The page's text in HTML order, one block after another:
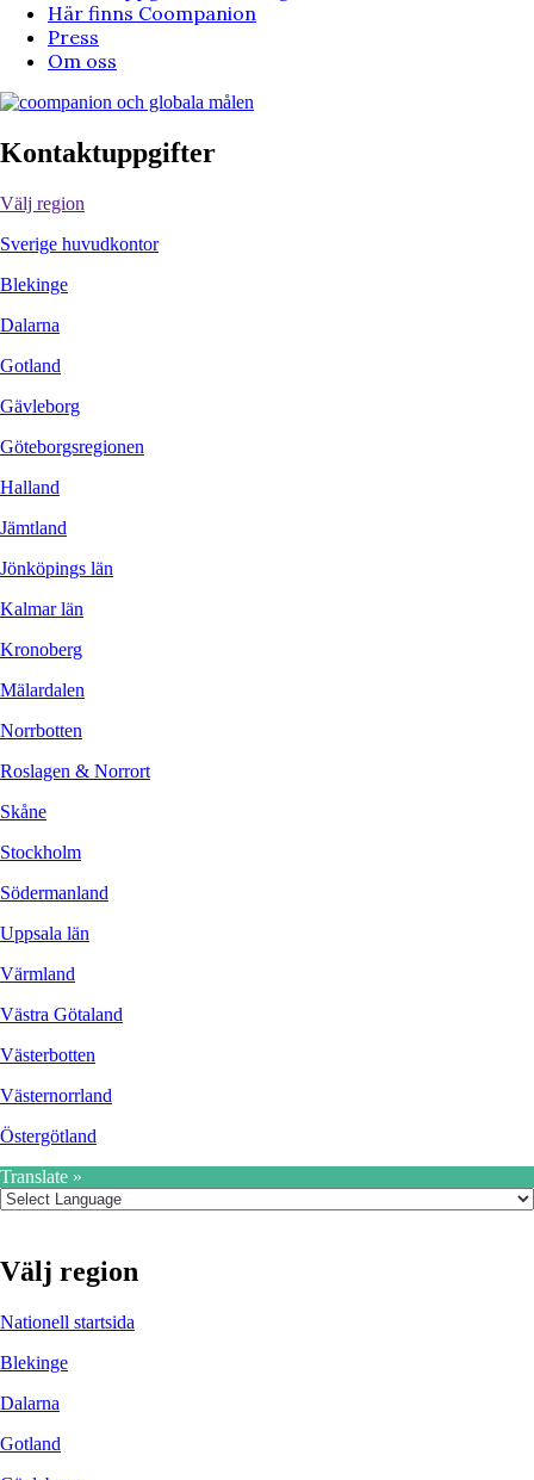
Här finns Coompanion
Press
Om oss
Kontaktuppgifter
Välj region
Sverige huvudkontor
Blekinge
Dalarna
Gotland
Gävleborg
Göteborgsregionen
Halland
Jämtland
Jönköpings län
Kalmar län
Kronoberg
Mälardalen
Norrbotten
Roslagen & Norrort
Skåne
Stockholm
Södermanland
Uppsala län
Värmland
Västra Götaland
Västerbotten
Västernorrland
Östergötland
Translate »
Välj region
Nationell startsida
Blekinge
Dalarna
Gotland